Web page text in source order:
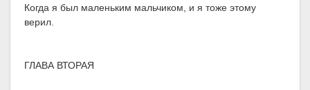
Когда я был маленьким мальчиком, и я тоже этому
верил.
ГЛАВА ВТОРАЯ